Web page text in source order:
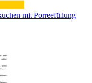
mit Porreefüllung